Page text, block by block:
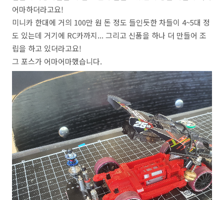
어마하더라고요!
미니카 한대에 거의 100만 원 돈 정도 들인듯한 차들이 4~5대 정
도 있는데 거기에 RC카까지... 그리고 신품을 하나 더 만들어 조
립을 하고 있더라고요!
그 포스가 어마어마했습니다.